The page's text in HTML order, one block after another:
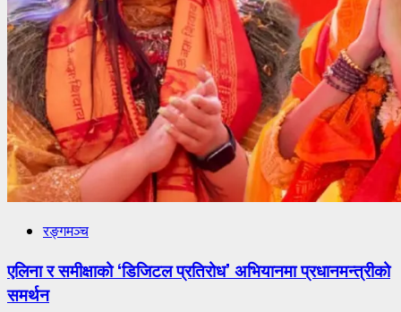
रङ्गमञ्च
एलिना र समीक्षाको ‘डिजिटल प्रतिरोध’ अभियानमा प्रधानमन्त्रीको
समर्थन